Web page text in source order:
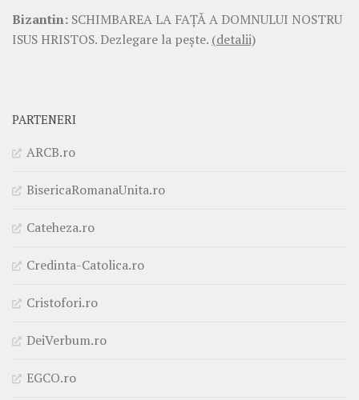
Bizantin: SCHIMBAREA LA FAŢĂ A DOMNULUI NOSTRU
ISUS HRISTOS. Dezlegare la pește. (detalii)
PARTENERI
ARCB.ro
BisericaRomanaUnita.ro
Cateheza.ro
Credinta-Catolica.ro
Cristofori.ro
DeiVerbum.ro
EGCO.ro